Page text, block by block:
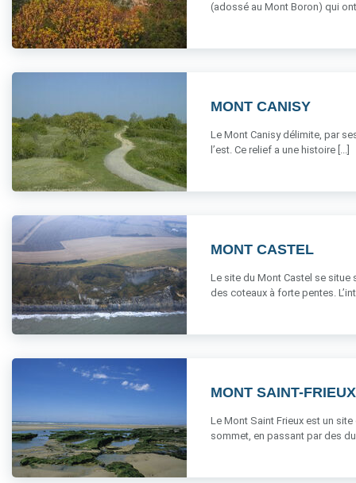
(adossé au Mont Boron) qui
MONT CANISY
Le Mont Canisy délimite, par
l’est. Ce relief a une histoire [...]
MONT CASTEL
Le site du Mont Castel se situe
des coteaux à forte pentes.
MONT SAINT-FRIEUX
Le Mont Saint Frieux est un
sommet, en passant par des